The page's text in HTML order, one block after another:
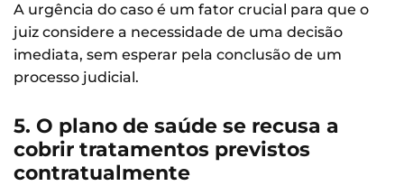
A urgência do caso é um fator crucial para que o
juiz considere a necessidade de uma decisão
imediata, sem esperar pela conclusão de um
processo judicial.
5. O plano de saúde se recusa a
cobrir tratamentos previstos
contratualmente